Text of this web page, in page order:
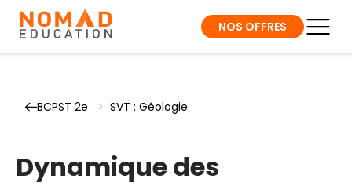
NOS OFFRES
BCPST 2e > SVT : Géologie
Dynamique des